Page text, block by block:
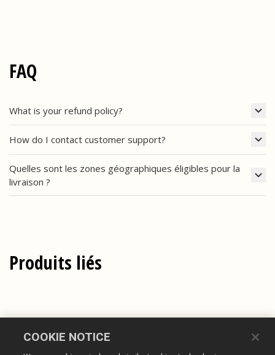
FAQ
What is your refund policy?
How do I contact customer support?
Quelles sont les zones géographiques éligibles pour la
livraison ?
Produits liés
COOKIE NOTICE